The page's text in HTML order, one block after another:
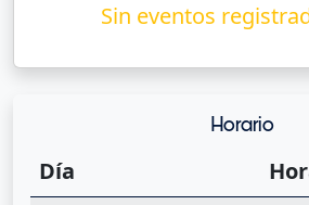
Sin eventos
Horario
Día